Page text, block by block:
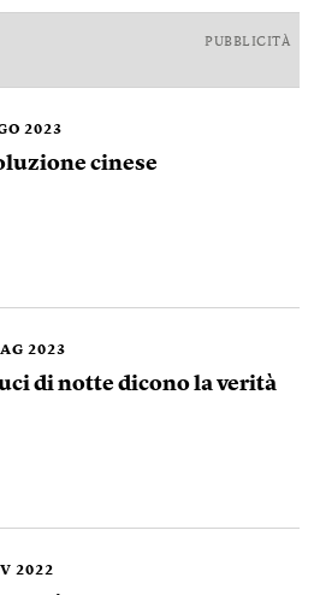
PUBBLICITÀ
2023
cinese
2023
di notte dicono la verità
2022